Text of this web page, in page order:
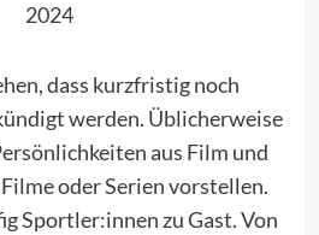
2024
dass kurzfristig noch
werden. Üblicherweise
aus Film und
oder Serien vorstellen.
Sportler:innen zu Gast. Von